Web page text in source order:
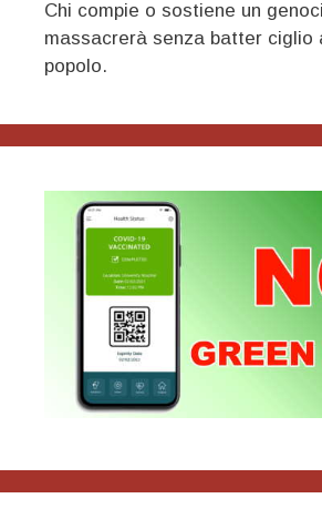
Chi compie o sostiene un
massacrerà senza batter ciglio
popolo.